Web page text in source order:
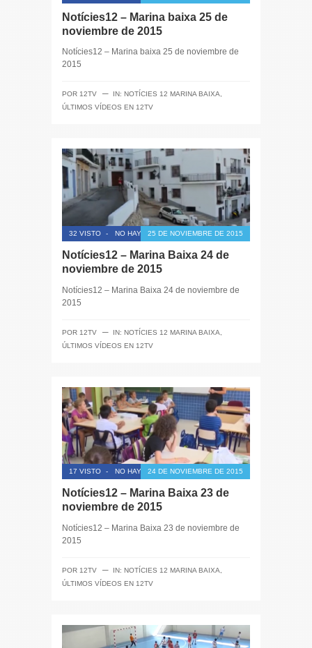
Notícies12 – Marina baixa 25 de
noviembre de 2015
Notícies12 – Marina baixa 25 de noviembre de
2015
POR 12TV ─ IN: NOTÍCIES 12 MARINA BAIXA
ÚLTIMOS VÍDEOS EN 12TV
32 VISTO - NO HAY COMENTARIOS
25 DE NOVIEMBRE DE 2015
Notícies12 – Marina Baixa 24 de
noviembre de 2015
Notícies12 – Marina Baixa 24 de noviembre de
2015
POR 12TV ─ IN: NOTÍCIES 12 MARINA BAIXA
ÚLTIMOS VÍDEOS EN 12TV
17 VISTO - NO HAY COMENTARIOS
24 DE NOVIEMBRE DE 2015
Notícies12 – Marina Baixa 23 de
noviembre de 2015
Notícies12 – Marina Baixa 23 de noviembre de
2015
POR 12TV ─ IN: NOTÍCIES 12 MARINA BAIXA
ÚLTIMOS VÍDEOS EN 12TV